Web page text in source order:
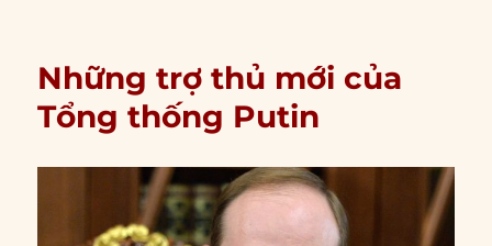
Những trợ thủ mới của
Tổng thống Putin